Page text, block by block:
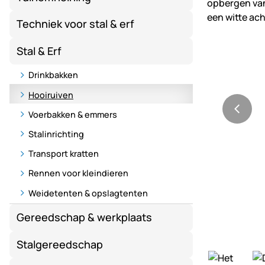
Techniek voor stal & erf
Stal & Erf
Drinkbakken
Hooiruiven
Voerbakken & emmers
Stalinrichting
Transport kratten
Rennen voor kleindieren
Weidetenten & opslagtenten
Gereedschap & werkplaats
Stalgereedschap